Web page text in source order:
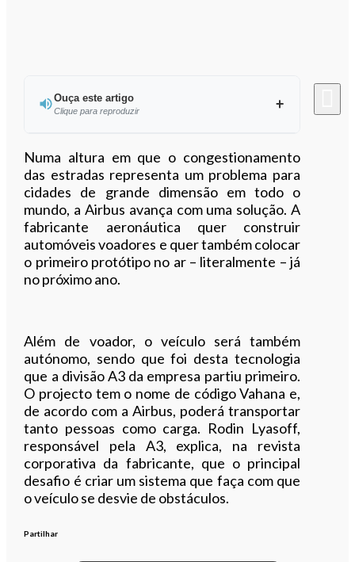
Ouça este artigo
Clique para reproduzir
Ouvir este artigo
Numa altura em que o congestionamento
das estradas representa um problema para
cidades de grande dimensão em todo o
mundo, a Airbus avança com uma solução. A
fabricante aeronáutica quer construir
automóveis voadores e quer também colocar
o primeiro protótipo no ar – literalmente – já
no próximo ano.
Além de voador, o veículo será também
autónomo, sendo que foi desta tecnologia
que a divisão A3 da empresa partiu primeiro.
O projecto tem o nome de código Vahana e,
de acordo com a Airbus, poderá transportar
tanto pessoas como carga. Rodin Lyasoff,
responsável pela A3, explica, na revista
corporativa da fabricante, que o principal
desafio é criar um sistema que faça com que
o veículo se desvie de obstáculos.
Partilhar